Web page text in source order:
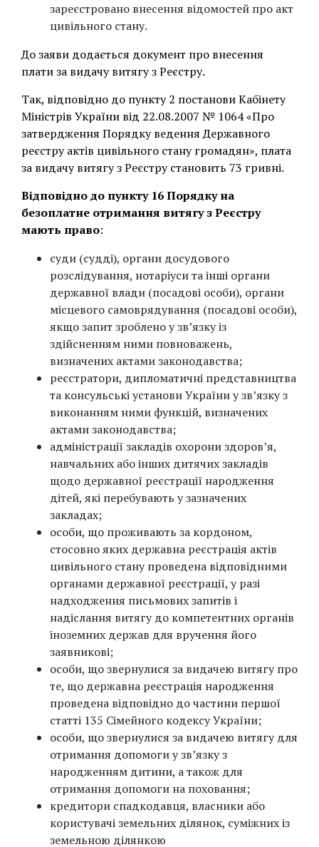
зареєстровано внесення відомостей про акт
цивільного стану.
До заяви додається документ про внесення
плати за видачу витягу з Реєстру.
Так, відповідно до пункту 2 постанови Кабінету
Міністрів України від 22.08.2007 № 1064 «Про
затвердження Порядку ведення Державного
реєстру актів цивільного стану громадян», плата
за видачу витягу з Реєстру становить 73 гривні.
Відповідно до пункту 16 Порядку на
безоплатне отримання витягу з Реєстру
мають право:
суди (судді), органи досудового
розслідування, нотаріуси та інші органи
державної влади (посадові особи), органи
місцевого самоврядування (посадові особи),
якщо запит зроблено у зв’язку із
здійсненням ними повноважень,
визначених актами законодавства;
реєстратори, дипломатичні представництва
та консульські установи України у зв’язку з
виконанням ними функцій, визначених
актами законодавства;
адміністрації закладів охорони здоров’я,
навчальних або інших дитячих закладів
щодо державної реєстрації народження
дітей, які перебувають у зазначених
закладах;
особи, що проживають за кордоном,
стосовно яких державна реєстрація актів
цивільного стану проведена відповідними
органами державної реєстрації, у разі
надходження письмових запитів і
надіслання витягу до компетентних органів
іноземних держав для вручення його
заявникові;
особи, що звернулися за видачею витягу про
те, що державна реєстрація народження
проведена відповідно до частини першої
статті 135 Сімейного кодексу України;
особи, що звернулися за видачею витягу для
отримання допомоги у зв’язку з
народженням дитини, а також для
отримання допомоги на поховання;
кредитори спадкодавця, власники або
користувачі земельних ділянок, суміжних із
земельною ділянкою